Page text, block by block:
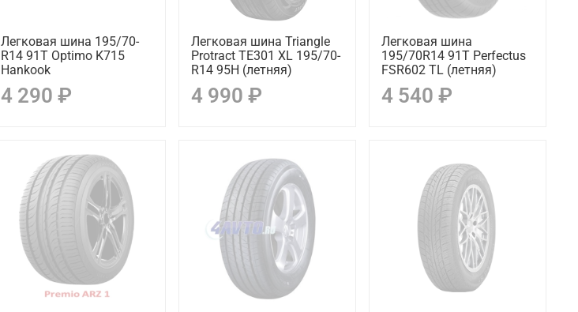
Легковая шина 195/70-
R14 91T Optimo K715
Hankook
4 290 ₽
Легковая шина Triangle
Protract TE301 XL 195/70-
R14 95H (летняя)
4 990 ₽
Легковая шина
195/70R14 91T Perfectus
FSR602 TL (летняя)
4 540 ₽